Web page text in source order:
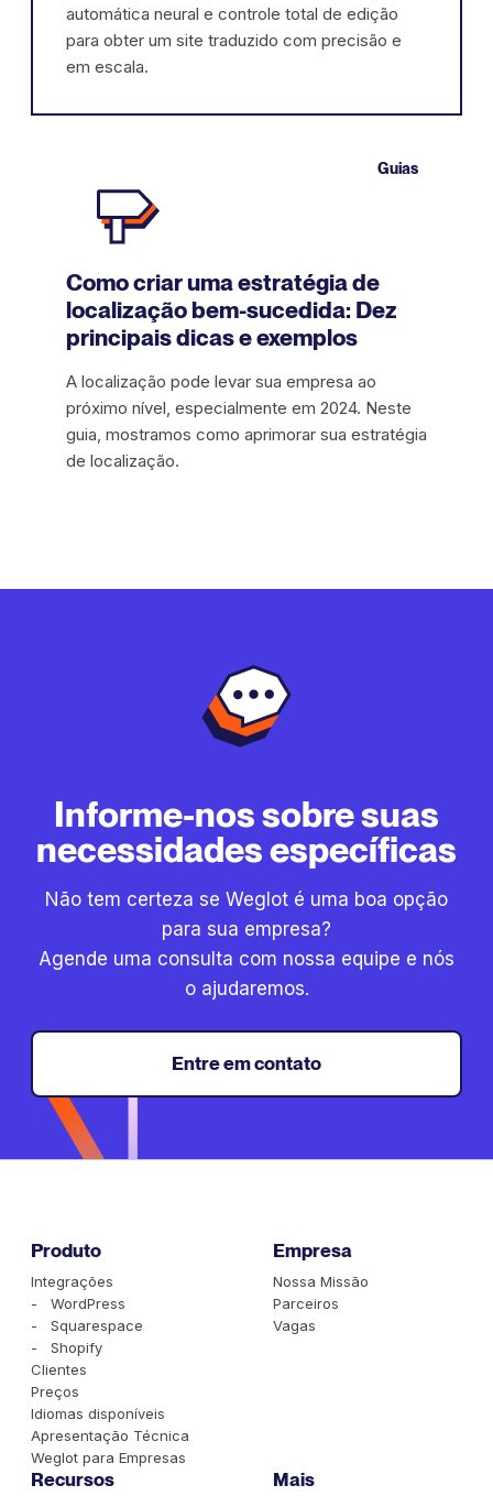
automática neural e controle total de edição
para obter um site traduzido com precisão e
em escala.
Guias
Como criar uma estratégia de
localização bem-sucedida: Dez
principais dicas e exemplos
A localização pode levar sua empresa ao
próximo nível, especialmente em 2024. Neste
guia, mostramos como aprimorar sua estratégia
de localização.
Informe-nos sobre suas
necessidades específicas
Não tem certeza se Weglot é uma boa opção
para sua empresa?
Agende uma consulta com nossa equipe e nós
o ajudaremos.
Entre em contato
Produto
Integrações
- WordPress
- Squarespace
- Shopify
Clientes
Preços
Idiomas disponíveis
Apresentação Técnica
Weglot para Empresas
Empresa
Nossa Missão
Parceiros
Vagas
Recursos Mais